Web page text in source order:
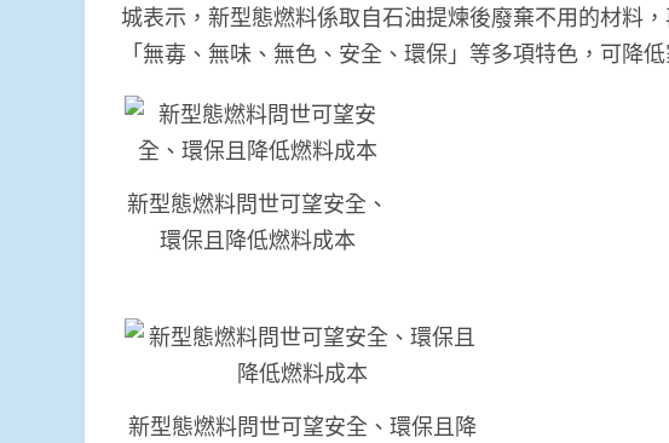
城表示，新型態燃料係取自石油提煉後廢棄不用的材料
「無毐、無味、無色、安全、環保」等多項特色，可降
新型態燃料問世可望安全、
環保且降低燃料成本
新型態燃料問世可望安全、環保且降